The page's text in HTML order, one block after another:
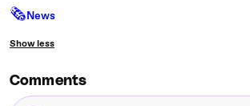
🗞News
Show less
Comments